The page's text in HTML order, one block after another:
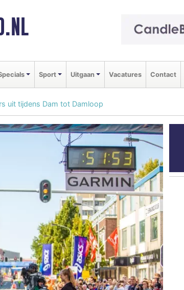
Sport Uitgaan Vacatures Contact
uit tijdens Dam tot Damloop